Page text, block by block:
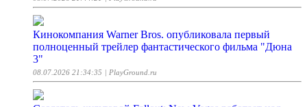
Кинокомпания Warner Bros. опубликовала первый
полноценный трейлер фантастического фильма "Дюна
3"
08.07.2026 21:34:35 | PlayGround.ru